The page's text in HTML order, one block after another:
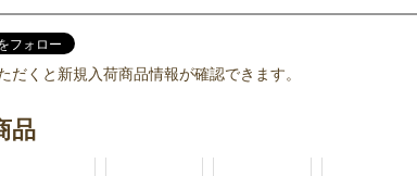
だくと新規入荷商品情報が確認できます。
品